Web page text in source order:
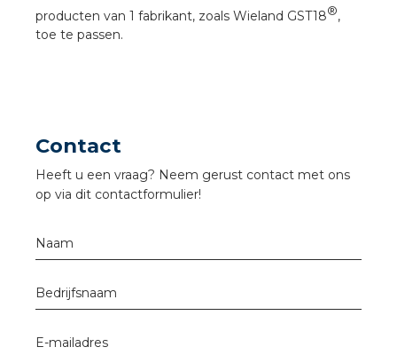
producten van 1 fabrikant, zoals Wieland GST18®,
toe te passen.
Contact
Heeft u een vraag? Neem gerust contact met ons
op via dit contactformulier!
Naam
Bedrijfsnaam
E-mailadres
installeren in de tuinbouw
stekerbare vlakkabel
GST®
RST®